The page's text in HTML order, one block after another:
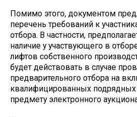
Помимо этого, документом
перечень требований к
отбора. В частности,
наличие у участвующего в
лифтов собственного
будет действовать в случае
предварительного отбора на
квалифицированных подрядных
предмету электронного